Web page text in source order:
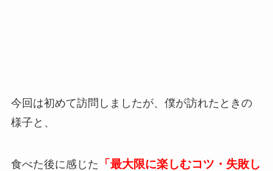
今回は初めて訪問しましたが、僕が訪れたときの
様子と、
食べた後に感じた
「最大限に楽しむコツ・失敗し